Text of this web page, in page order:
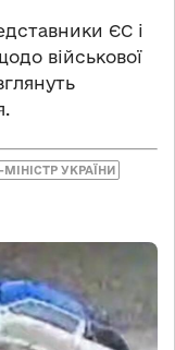
ЄС і
військової
МІНІСТР УКРАЇНИ